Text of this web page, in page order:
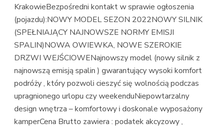
KrakowieBezpośredni kontakt w sprawie ogłoszenia
(pojazdu):NOWY MODEL SEZON 2022NOWY SILNIK
(SPEŁNIAJĄCY NAJNOWSZE NORMY EMISJI
SPALIN)NOWA OWIEWKA, NOWE SZEROKIE
DRZWI WEJŚCIOWENajnowszy model (nowy silnik z
najnowszą emisją spalin ) gwarantujący wysoki komfort
podróży , który pozwoli cieszyć się wolnością podczas
upragnionego urlopu czy weekenduNiepowtarzalny
design wnętrza – komfortowy i doskonale wyposażony
kamperCena Brutto zawiera : podatek akcyzowy ,